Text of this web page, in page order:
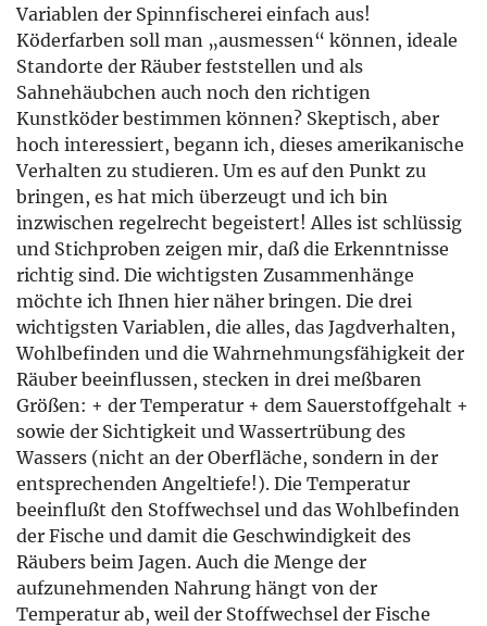
Variablen der Spinnfischerei einfach aus!
Köderfarben soll man „ausmessen“ können, ideale
Standorte der Räuber feststellen und als
Sahnehäubchen auch noch den richtigen
Kunstköder bestimmen können? Skeptisch, aber
hoch interessiert, begann ich, dieses amerikanische
Verhalten zu studieren. Um es auf den Punkt zu
bringen, es hat mich überzeugt und ich bin
inzwischen regelrecht begeistert! Alles ist schlüssig
und Stichproben zeigen mir, daß die Erkenntnisse
richtig sind. Die wichtigsten Zusammenhänge
möchte ich Ihnen hier näher bringen. Die drei
wichtigsten Variablen, die alles, das Jagdverhalten,
Wohlbefinden und die Wahrnehmungsfähigkeit der
Räuber beeinflussen, stecken in drei meßbaren
Größen: + der Temperatur + dem Sauerstoffgehalt +
sowie der Sichtigkeit und Wassertrübung des
Wassers (nicht an der Oberfläche, sondern in der
entsprechenden Angeltiefe!). Die Temperatur
beeinflußt den Stoffwechsel und das Wohlbefinden
der Fische und damit die Geschwindigkeit des
Räubers beim Jagen. Auch die Menge der
aufzunehmenden Nahrung hängt von der
Temperatur ab, weil der Stoffwechsel der Fische